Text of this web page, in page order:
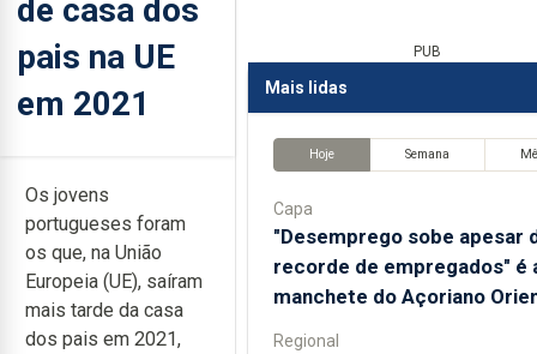
de casa dos
pais na UE
em 2021
Os jovens
portugueses foram
os que, na União
Europeia (UE), saíram
mais tarde da casa
dos pais em 2021,
PUB
Mais lidas
Hoje Semana
Capa
"Desemprego sobe apesar
recorde de empregados" é
manchete do Açoriano
Regional